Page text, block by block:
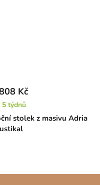
stolek z masivu Adria
Kč
5 týdnů